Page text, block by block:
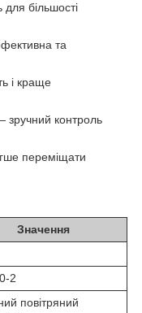
більшості
та
і краще
зручний контроль
переміщати
Значення
2
повітряний